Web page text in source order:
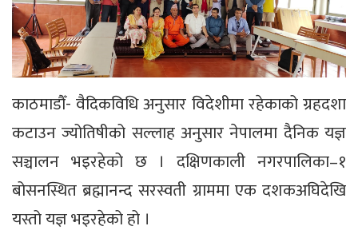
काठमाडौँ- वैदिकविधि अनुसार विदेशीमा रहेकाको ग्रहदशा
कटाउन ज्योतिषीको सल्लाह अनुसार नेपालमा दैनिक यज्ञ
सञ्चालन भइरहेको छ । दक्षिणकाली नगरपालिका–१
बोसनस्थित ब्रह्मानन्द सरस्वती ग्राममा एक दशकअघिदेखि
यस्तो यज्ञ भइरहेको हो ।